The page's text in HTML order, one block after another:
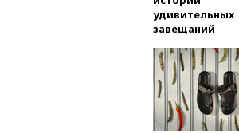
удивительных
завещаний